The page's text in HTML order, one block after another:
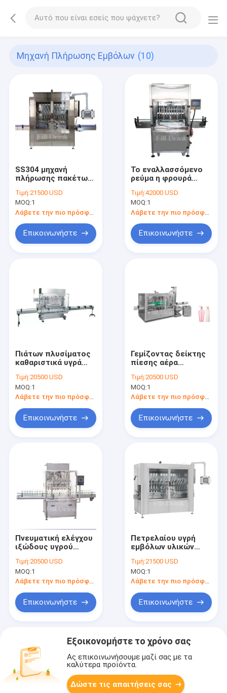
Μηχανή Πλήρωσης Εμβόλων (10)
SS304 μηχανή
πλήρωσης πακέτων
3000BPH πλήρωσης
κέτσαπ
Τιμή:21500 USD
MOQ:1
Λάβετε την πιο πρόσφατη τιμή
Επικοινωνήστε
Το εναλλασσόμενο
ρεύμα η φρουρά
γεμίζοντας μηχανών
σιροπιού κύριων
μηχανών γεμίζοντας
μηχανών εμβόλων
για το κιβώτιο
ταχυτήτων
Τιμή:42000 USD
MOQ:1
Επικοινωνήστε
Πιάτων πλυσίματος
καθαριστικά υγρά
πλήρωσης
ακροφύσια
πλήρωσης μηχανών
Τιμή:20500 USD
MOQ:1
Λάβετε την πιο πρόσφατη τιμή
Επικοινωνήστε
Γεμίζοντας δείκτης
πίεσης αέρα
μπουκαλιών
σαμπουάν
εξοπλισμού
μηχανών
Τιμή:20500 USD
MOQ:1
Επικοινωνήστε
Πνευματική ελέγχου
ιξώδους υγρού
εμβολοφόρος αντλία
υλικών πληρώσεως
εμβόλων ιξώδους
Τιμή:20500 USD
MOQ:1
Λάβετε την πιο πρόσφατη τιμή
Επικοινωνήστε
Πετρελαίου υγρή
εμβόλων υλικών
3000BPH μηχανή
πλήρωσης εμβόλων
υγρή SS304
Τιμή:21500 USD
MOQ:1
Λάβετε την πιο πρόσφατη τιμή
Επικοινωνήστε
Εξοικονομήστε το χρόνο σας
Ας επικοινωνήσουμε μαζί σας με τα
καλύτερα προϊόντα.
Δώστε τις απαιτήσεις σας